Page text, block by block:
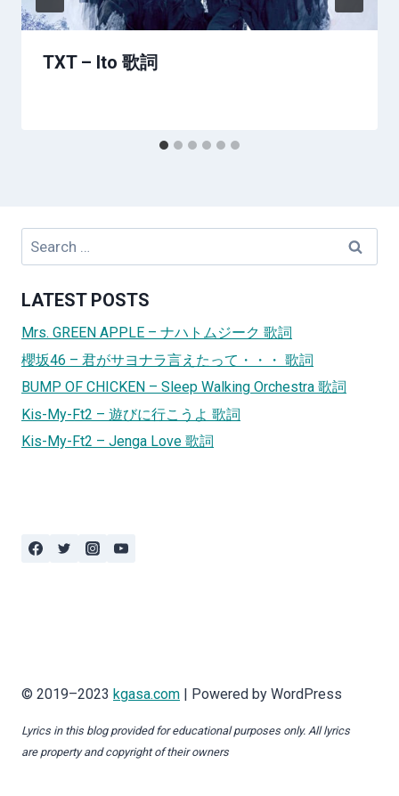
TXT – Ito 歌詞
Search
LATEST POSTS
Mrs. GREEN APPLE – ナハトムジーク 歌詞
櫻坂46 – 君がサヨナラ言えたって・・・ 歌詞
BUMP OF CHICKEN – Sleep Walking Orchestra 歌詞
Kis-My-Ft2 – 遊びに行こうよ 歌詞
Kis-My-Ft2 – Jenga Love 歌詞
© 2019–2023 kgasa.com | Powered by WordPress
Lyrics in this blog provided for educational purposes only. All lyrics
are property and copyright of their owners